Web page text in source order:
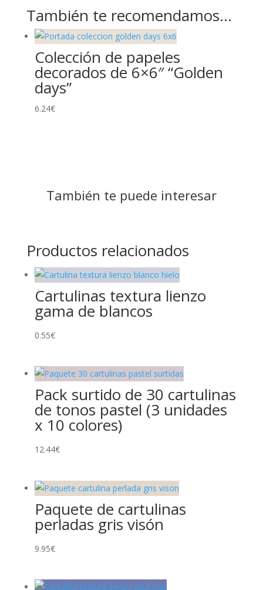
También te recomendamos…
Colección de papeles
decorados de 6×6″ “Golden
days”
6.24€
También te puede interesar
Productos relacionados
Cartulinas textura lienzo
gama de blancos
0.55€
Pack surtido de 30 cartulinas
de tonos pastel (3 unidades
x 10 colores)
12.44€
Paquete de cartulinas
perladas gris visón
9.95€